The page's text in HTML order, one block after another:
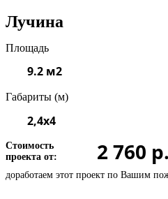
Лучина
Площадь
9.2 м2
Габариты (м)
2,4х4
Стоимость
проекта от:
2 760 р.
доработаем этот проект по Вашим